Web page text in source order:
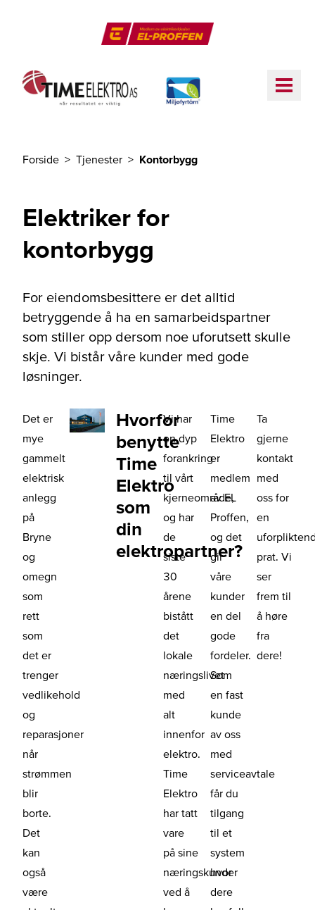
Forside Tjenester Kontorbygg
Elektriker for
kontorbygg
For eiendomsbesittere er det alltid
betryggende å ha en samarbeidspartner
som stiller opp dersom noe uforutsett skulle
skje. Vi bistår våre kunder med gode
løsninger.
Det er
mye
gammelt
elektrisk
anlegg
på
Bryne
og
omegn
som
rett
som
det er
trenger
vedlikehold
og
reparasjoner
når
strømmen
blir
borte.
Det
kan
også
være
Hvorfor
benytte
Time
Elektro
som
din
elektropartner?
Vi har
en dyp
forankring
til vårt
kjerneområde,
og har
de
siste
30
årene
bistått
det
lokale
næringslivet
med
alt
innenfor
elektro.
Time
Elektro
har tatt
vare
på sine
næringskunder
ved å
Time
Elektro
er
medlem
av EL
Proffen,
og det
gir
våre
kunder
en del
gode
fordeler.
Som
en fast
kunde
av oss
med
serviceavtale
får du
tilgang
til et
system
hvor
dere
Ta
gjerne
kontakt
med
oss for
en
prat. Vi
ser
frem til
å høre
fra
dere!